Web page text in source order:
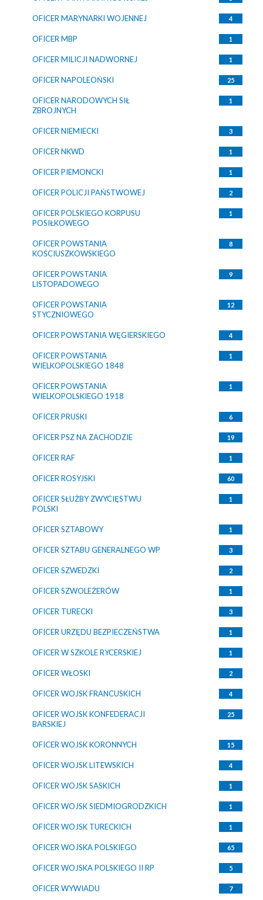
OFICER MARYNARKI WOJENNEJ 4
OFICER MBP 1
OFICER MILICJI NADWORNEJ 1
OFICER NAPOLEOŃSKI 25
OFICER NARODOWYCH SIŁ
ZBROJNYCH
1
OFICER NIEMIECKI 3
OFICER NKWD 1
OFICER PIEMONCKI 1
OFICER POLICJI PAŃSTWOWEJ 2
OFICER POLSKIEGO KORPUSU
POSIŁKOWEGO
1
OFICER POWSTANIA
KOŚCIUSZKOWSKIEGO
8
OFICER POWSTANIA
LISTOPADOWEGO
9
OFICER POWSTANIA
STYCZNIOWEGO
12
OFICER POWSTANIA WĘGIERSKIEGO 4
OFICER POWSTANIA
WIELKOPOLSKIEGO 1848
1
OFICER POWSTANIA
WIELKOPOLSKIEGO 1918
1
OFICER PRUSKI 6
OFICER PSZ NA ZACHODZIE 19
OFICER RAF 1
OFICER ROSYJSKI 60
OFICER SŁUŻBY ZWYCIĘSTWU
POLSKI
1
OFICER SZTABOWY 1
OFICER SZTABU GENERALNEGO WP 3
OFICER SZWEDZKI 2
OFICER SZWOLEŻERÓW 1
OFICER TURECKI 3
OFICER URZĘDU BEZPIECZEŃSTWA 1
OFICER W SZKOLE RYCERSKIEJ 1
OFICER WŁOSKI 2
OFICER WOJSK FRANCUSKICH 4
OFICER WOJSK KONFEDERACJI
BARSKIEJ
25
OFICER WOJSK KORONNYCH 15
OFICER WOJSK LITEWSKICH 4
OFICER WOJSK SASKICH 1
OFICER WOJSK SIEDMIOGRODZKICH 1
OFICER WOJSK TURECKICH 1
OFICER WOJSKA POLSKIEGO 65
OFICER WOJSKA POLSKIEGO II RP 5
OFICER WYWIADU 7